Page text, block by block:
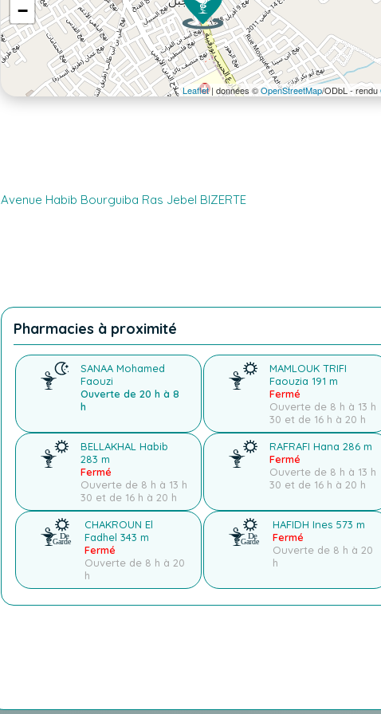
−
Leaflet| données ©OpenStreetMap/ODbL - rendu
Avenue Habib Bourguiba Ras Jebel BIZERTE
Pharmacies à proximité
SANAA Mohamed
Faouzi
Ouverte de 20 h à 8
h
MAMLOUK TRIFI
Faouzia191 m
Fermé
Ouverte de 8 h à 13 h
30 et de 16 h à 20 h
BELLAKHAL Habib
283 m
Fermé
Ouverte de 8 h à 13 h
30 et de 16 h à 20 h
RAFRAFI Hana286 m
Fermé
Ouverte de 8 h à 13 h
30 et de 16 h à 20 h
CHAKROUN El
Fadhel 343 m
Fermé
Ouverte de 8 h à 20
h
HAFIDH Ines 573 m
Fermé
Ouverte de 8 h à 20
h